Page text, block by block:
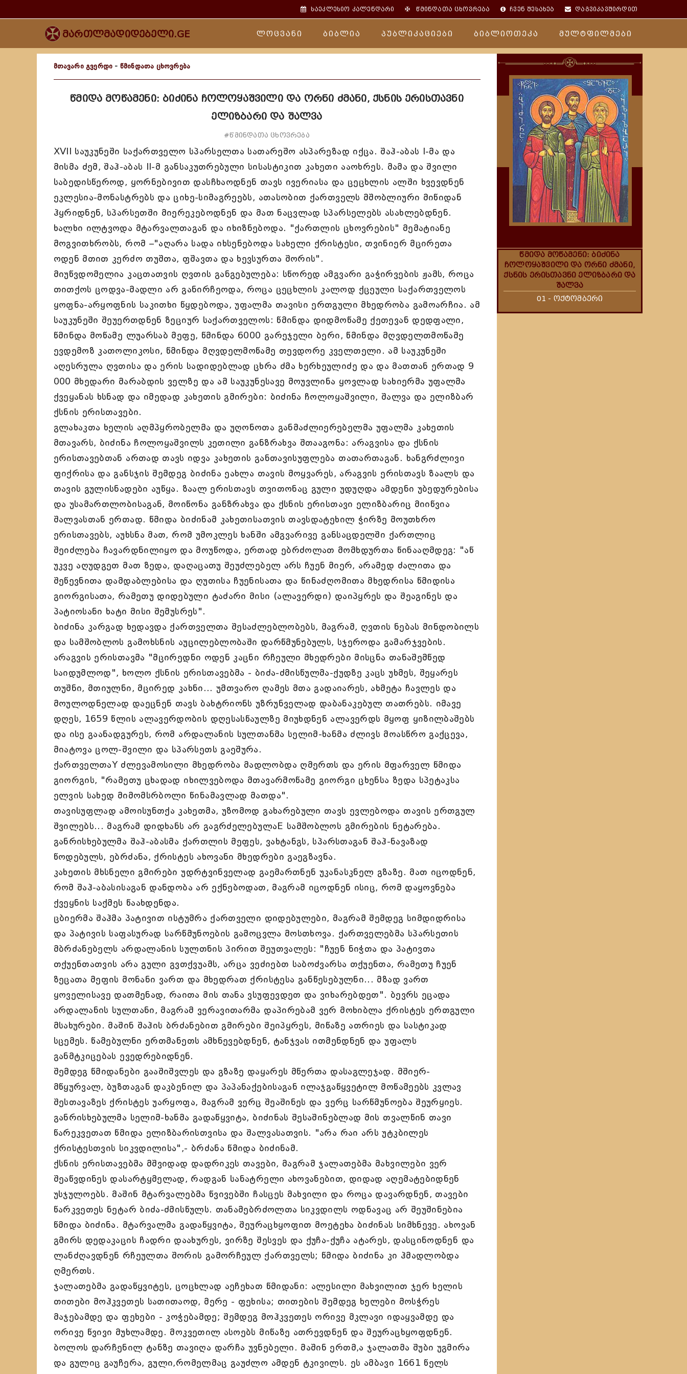
საეკლესიო კალენდარი ✠წმინდათა ცხოვრება ჩვენ შესახებ დაგვიკავშირდით
მართლმადიდებელი.GE ლოცვანი ბიბლია პუბლიკაციები ბიბლიოთეკა მულტფილმები
მთავარი გვერდი - წმინდათა ცხოვრება
წმიდა მოწამენი: ბიძინა ჩოლოყაშვილი და ორნი ძმანი, ქსნის ერისთავნი
ელიზბარი და შალვა
#წმინდათა ცხოვრება
XVII საუკუნეში საქართველო სპარსელთა სათარეშო ასპარეზად იქცა. შაჰ-აბას I-მა და
მისმა ძემ, შაჰ-აბას II-მ განსაკუთრებული სისასტიკით კახეთი ააოხრეს. მამა და შვილი
საბედისწეროდ, ყორნებივით დასჩხაოდნენ თავს ივერიასა და ცეცხლის ალში ხვევდნენ
ეკლესია-მონასტრებს და ციხე-სიმაგრეებს, ათასობით ქართველს მშობლიური მიწიდან
ჰყრიდნენ, სპარსეთში მიერეკებოდნენ და მათ ნაცვლად სპარსელებს ასახლებდნენ.
ხალხი ილტვოდა მტარვალთაგან და იხიზნებოდა. "ქართლის ცხოვრების" მემატიანე
მოგვითხრობს, რომ –"აღარა სადა იხსენებოდა სახელი ქრისტესი, თვინიერ მცირეთა
ოდენ მთით კერძო თუშთა, ფშავთა და ხევსურთა შორის".
მიუწვდომელია კაცთათვის ღვთის განგებულება: სწორედ ამგვარი გაჭირვების ჟამს, როცა
თითქოს ცოდვა-მადლი არ განირჩეოდა, როცა ცეცხლის კალოდ ქცეული საქართველოს
ყოფნა-არყოფნის საკითხი წყდებოდა, უფალმა თავისი ერთგული მხედრობა გამოარჩია. ამ
საუკუნეში შეუერთდნენ ზეციურ საქართველოს: წმინდა დიდმოწამე ქეთევან დედფალი,
წმინდა მოწამე ლუარსაბ მეფე, წმინდა 6000 გარეჯელი ბერი, წმინდა მღვდელთმოწამე
ევდემოზ კათოლიკოსი, წმინდა მღვდელმოწამე თევდორე კველთელი. ამ საუკუნეში
აღესრულა ღვთისა და ერის სადიდებლად ცხრა ძმა ხერხეულიძე და და მათთან ერთად 9
000 მხედარი მარაბდის ველზე და ამ საუკუნესავე მოუვლინა ყოვლად სახიერმა უფალმა
ქვეყანას ხსნად და იმედად კახეთის გმირები: ბიძინა ჩოლოყაშვილი, შალვა და ელიზბარ
ქსნის ერისთავები.
გლახაკთა ხელის აღმპყრობელმა და უღონოთა განმაძლიერებელმა უფალმა კახეთის
მთავარს, ბიძინა ჩოლოყაშვილს კეთილი განზრახვა შთააგონა: არაგვისა და ქსნის
ერისთავებთან ართად თავს იდვა კახეთის განთავისუფლება თათართაგან. ხანგრძლივი
ფიქრისა და განსჯის შემდეგ ბიძინა ეახლა თავის მოყვარეს, არაგვის ერისთავს ზაალს და
თავის გულისნადები აუწყა. ზაალ ერისთავს თვითონაც გული უდუღდა ამდენი უბედურებისა
და უსამართლობისაგან, მოიწონა განზრახვა და ქსნის ერისთავი ელიზბარიც მიიწვია
შალვასთან ერთად. წმიდა ბიძინამ კახეთისათვის თავსდატეხილ ჭირზე მოუთხრო
ერისთავებს, აუხსნა მათ, რომ უმოკლეს ხანში ამგვარივე განსაცდელში ქართლიც
შეიძლება ჩავარდნილიყო და მოუწოდა, ერთად ებრძოლათ მომხდურთა წინააღმდეგ: "აწ
უკვე აღუდგეთ მათ ზედა, დაღაცათუ შეუძლებელ არს ჩუენ მიერ, არამედ ძალითა და
შეწევნითა დამდაბლებისა და ღუთისა ჩუენისათა და წინაძღომითა მხედრისა წმიდისა
გიორგისათა, რამეთუ დიდებული ტაძარი მისი (ალავერდი) დაიპყრეს და შეაგინეს და
პატიოსანი ხატი მისი შემუსრეს".
ბიძინა კარგად ხედავდა ქართველთა შესაძლებლობებს, მაგრამ, ღვთის ნებას მინდობილს
და სამშობლოს გამოხსნის აუცილებლობაში დარწმუნებულს, სჯეროდა გამარჯვების.
არაგვის ერისთავმა "მცირედნი ოდენ კაცნი რჩეული მხედრები მისცნა თანაშემწედ
საიდუმლოდ", ხოლო ქსნის ერისთავებმა - ბიძა-ძმისწულმა-ქუდზე კაცს უხმეს, შეყარეს
თუშნი, მთიულნი, მცირედ კახნი... უმთვარო ღამეს მთა გადაიარეს, ახმეტა ჩავლეს და
მოულოდნელად დაეცნენ თავს ბახტრიონს უზრუნველად დაბანაკებულ თათრებს. იმავე
დღეს, 1659 წლის ალავერდობის დღესასწაულზე მიუხდნენ ალავერდს მყოფ ყიზილბაშებს
და ისე გაანადგურეს, რომ არდალანის სულთანმა სელიმ-ხანმა ძლივს მოასწრო გაქცევა,
მიატოვა ცოლ-შვილი და სპარსეთს გაეშურა.
ქართველთაY ძლევამოსილი მხედრობა მადლობდა ღმერთს და ერის მფარველ წმიდა
გიორგის, "რამეთუ ცხადად იხილვებოდა მთავარმოწამე გიორგი ცხენსა ზედა სპეტაკსა
ელვის სახედ მიმომსრბოლი წინამავლად მათდა".
თავისუფლად ამოისუნთქა კახეთმა, უზომოდ გახარებული თავს ევლებოდა თავის ერთგულ
შვილებს... მაგრამ დიდხანს არ გაგრძელებულაE სამშობლოს გმირების ნეტარება.
განრისხებულმა შაჰ-აბასმა ქართლის მეფეს, ვახტანგს, სპარსთაგან შაჰ-ნავაზად
წოდებულს, ებრძანა, ქრისტეს ახოვანი მხედრები გაეგზავნა.
კახეთის მხსნელი გმირები უდრტვინველად გაემართნენ უკანასკნელ გზაზე. მათ იცოდნენ,
რომ შაჰ-აბასისაგან დანდობა არ ექნებოდათ, მაგრამ იცოდნენ ისიც, რომ დაყოვნება
ქვეყნის საქმეს წაახდენდა.
ცბიერმა შაჰმა პატივით ისტუმრა ქართველი დიდებულები, მაგრამ შემდეგ სიმდიდრისა
და პატივის საფასურად სარწმუნოების გამოცვლა მოსთხოვა. ქართველებმა სპარსეთის
მბრძანებელს არდალანის სულთნის პირით შეუთვალეს: "ჩუენ ნიჭთა და პატივთა
თქუენთათვის არა გული გვთქვუამს, არცა ვეძიებთ საბოძვარსა თქუენთა, რამეთუ ჩუენ
ზეცათა მეფის მონანი ვართ და მხედრათ ქრისტესა განწესებულნი... მზად ვართ
ყოველისავე დათმენად, რაითა მის თანა ვსუფევდეთ და ვიხარებდეთ". ბევრს ეცადა
არდალანის სულთანი, მაგრამ ვერავითარმა დაპირებამ ვერ მოხიბლა ქრისტეს ერთგული
მსახურები. მაშინ შაჰის ბრძანებით გმირები შეიპყრეს, მიწაზე ათრიეს და სასტიკად
სცემეს. წამებულნი ერთმანეთს ამხნევებდნენ, ტანჯვას ითმენდნენ და უფალს
განმტკიცებას ევედრებიდნენ.
შემდეგ წმიდანები გააშიშვლეს და გზაზე დაყარეს მწერთა დასაგლეჯად. მშიერ-
მწყურვალ, ბუზთაგან დაკბენილ და პაპანაქებისაგან ილაჯგაწყვეტილ მოწამეებს კვლავ
შესთავაზეს ქრისტეს უარყოფა, მაგრამ ვერც შეაშინეს და ვერც სარწმუნოება შეურყიეს.
განრისხებულმა სელიმ-ხანმა გადაწყვიტა, ბიძინას შესაშინებლად მის თვალწინ თავი
წარეკვეთათ წმიდა ელიზბარისთვისა და შალვასათვის. "არა რაი არს უტკბილეს
ქრისტესთვის სიკვდილისა",- ბრძანა წმიდა ბიძინამ.
ქსნის ერისთავებმა მშვიდად დადრიკეს თავები, მაგრამ ჯალათებმა მახვილები ვერ
შეაწვდინეს დასარტყმელად, რადგან სანატრელი ახოვანებით, დიდად აღემატებიდნენ
უსჯულოებს. მაშინ მტარვალებმა წვივებში ჩასცეს მახვილი და როცა დავარდნენ, თავები
წარკვეთეს ნეტარ ბიძა-ძმისწულს. თანამებრძოლთა სიკვდილს ოდნავაც არ შეუშინებია
წმიდა ბიძინა. მტარვალმა გადაწყვიტა, შეურაცხყოფით მოეტეხა ბიძინას სიმხნევე. ახოვან
გმირს დედაკაცის ჩადრი დაახურეს, ვირზე შესვეს და ქუჩა-ქუჩა ატარეს, დასცინოდნენ და
ლანძღავდნენ რჩეულთა შორის გამორჩეულ ქართველს; წმიდა ბიძინა კი ჰმადლობდა
ღმერთს.
ჯალათებმა გადაწყვიტეს, ცოცხლად აეჩეხათ წმიდანი: ალესილი მახვილით ჯერ ხელის
თითები მოჰკვეთეს სათითაოდ, მერე - ფეხისა; თითების შემდეგ ხელები მოსჭრეს
მაჯებამდე და ფეხები - კოჭებამდე; შემდეგ მოჰკვეთეს ორივე მკლავი იდაყვამდე და
ორივე წვივი მუხლამდე. მოკვეთილ ასოებს მიწაზე ათრევდნენ და შეურაცხყოფდნენ.
ბოლოს დარჩენილ ტანზე თავიღა დარჩა უვნებელი. მაშინ ერთმ,ა ჯალათმა შუბი უგმირა
და გულიც გაუჩერა, გული,რომელმაც გაუძლო ამდენ ტკივილს. ეს ამბავი 1661 წელს
წმიდა მოწამენი: ბიძინა
ჩოლოყაშვილი და ორნი ძმანი,
ქსნის ერისთავნი ელიზბარი და
შალვა
01 - ოქტომბერი